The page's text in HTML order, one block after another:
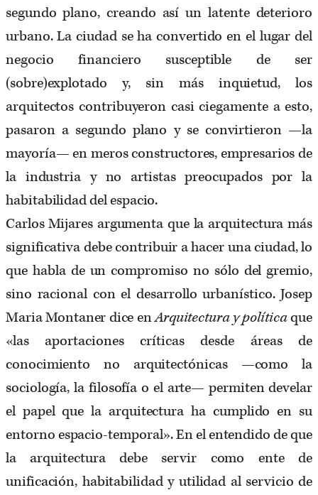
segundo plano, creando así un latente deterioro
urbano. La ciudad se ha convertido en el lugar del
negocio financiero susceptible de ser
(sobre)explotado y, sin más inquietud, los
arquitectos contribuyeron casi ciegamente a esto,
pasaron a segundo plano y se convirtieron —la
mayoría— en meros constructores, empresarios de
la industria y no artistas preocupados por la
habitabilidad del espacio.
Carlos Mijares argumenta que la arquitectura más
significativa debe contribuir a hacer una ciudad, lo
que habla de un compromiso no sólo del gremio,
sino racional con el desarrollo urbanístico. Josep
Maria Montaner dice enArquitectura y políticaque
«las aportaciones críticas desde áreas de
conocimiento no arquitectónicas —como la
sociología, la filosofía o el arte— permiten develar
el papel que la arquitectura ha cumplido en su
entorno espacio-temporal». En el entendido de que
la arquitectura debe servir como ente de
unificación, habitabilidad y utilidad al servicio de